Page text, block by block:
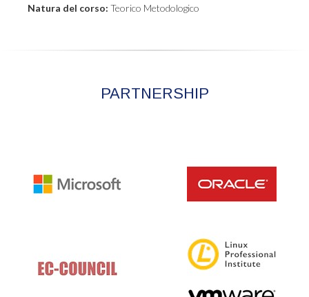
Natura del corso: Teorico Metodologico
PARTNERSHIP